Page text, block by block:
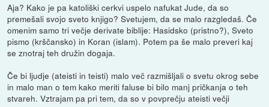
Aja? Kako je pa katoliški cerkvi uspelo nafukat Jude, da so
premešali svojo sveto knjigo? Svetujem, da se malo razgledaš. Če
omenim samo tri večje derivate biblije: Hasidsko (pristno?), Sveto
pismo (krščansko) in Koran (islam). Potem pa še malo preveri kaj
se znotraj teh družin dogaja.
Če bi ljudje (ateisti in teisti) malo več razmišljali o svetu okrog sebe
in malo man o tem kako meriti faluse bi bilo manj pričkanja o teh
stvareh. Vztrajam pa pri tem, da so v povprečju ateisti večji